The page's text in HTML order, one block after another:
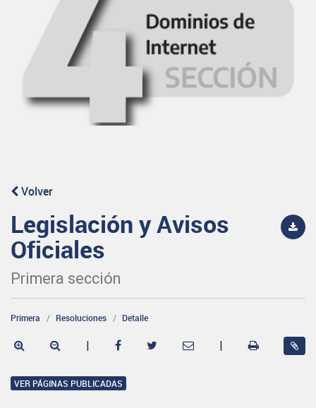
Volver
Legislación y Avisos
Oficiales
Primera sección
Primera Resoluciones Detalle
| |
VER PÁGINAS PUBLICADAS